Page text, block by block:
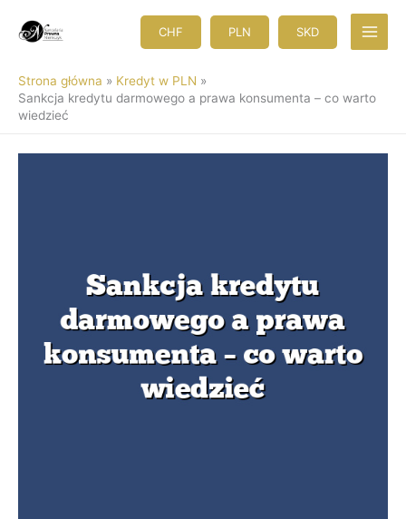
CHF PLN SKD
Strona główna
Kredyt w PLN
Sankcja kredytu darmowego a prawa konsumenta – co warto
wiedzieć